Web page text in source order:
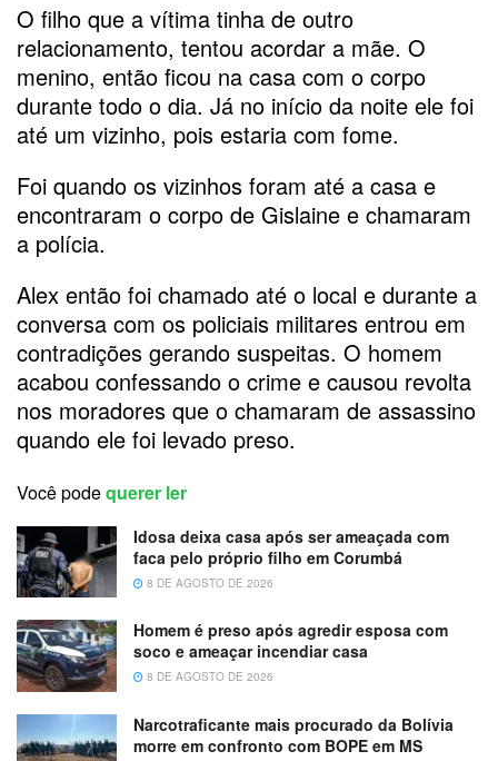
O filho que a vítima tinha de outro
relacionamento, tentou acordar a mãe. O
menino, então ficou na casa com o corpo
durante todo o dia. Já no início da noite ele foi
até um vizinho, pois estaria com fome.
Foi quando os vizinhos foram até a casa e
encontraram o corpo de Gislaine e chamaram
a polícia.
Alex então foi chamado até o local e durante a
conversa com os policiais militares entrou em
contradições gerando suspeitas. O homem
acabou confessando o crime e causou revolta
nos moradores que o chamaram de assassino
quando ele foi levado preso.
Você podequerer ler
Idosa deixa casa após ser ameaçada com
faca pelo próprio filho em Corumbá
8 DE AGOSTO DE 2026
Homem é preso após agredir esposa com
soco e ameaçar incendiar casa
8 DE AGOSTO DE 2026
Narcotraficante mais procurado da Bolívia
morre em confronto com BOPE em MS